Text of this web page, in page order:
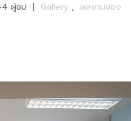
ผู้ชม | Gallery , ผลงานของ